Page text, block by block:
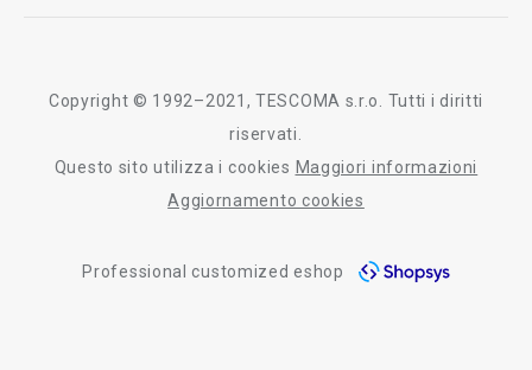
Tescoma nel mondo
informativa whistleblowing
Copyright © 1992–2021, TESCOMA s.r.o. Tutti i diritti
riservati.
Questo sito utilizza i cookies Maggiori informazioni
Aggiornamento cookies
Professional customized eshop